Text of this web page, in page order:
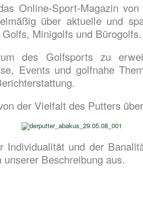
Online-Sport-Magazin
über aktuelle und
Minigolfs und Bürogolfs.
des Golfsports zu
Events und golfnahe
der Vielfalt des Putters
Individualität und der
Beschreibung aus.